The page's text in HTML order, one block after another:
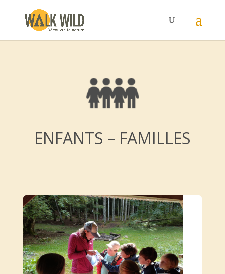
ENFANTS – FAMILLES